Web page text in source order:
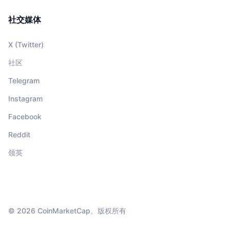
社交媒体
X (Twitter)
社区
Telegram
Instagram
Facebook
Reddit
领英
© 2026 CoinMarketCap。版权所有